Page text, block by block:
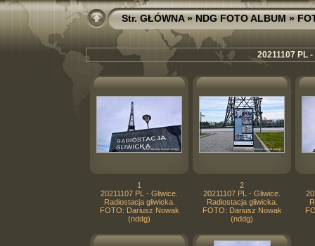
Str. GŁÓWNA»NDG FOTO ALBUM»
20211107 PL
1
20211107 PL - Gliwice.
Radiostacja gliwicka.
FOTO: Dariusz Nowak
(nddg)
2
20211107 PL - Gliwice.
Radiostacja gliwicka.
FOTO: Dariusz Nowak
(nddg)